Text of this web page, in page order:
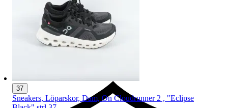
37
Sneakers, Löparskor, Dam, On Cloudrunner 2 , "Eclipse